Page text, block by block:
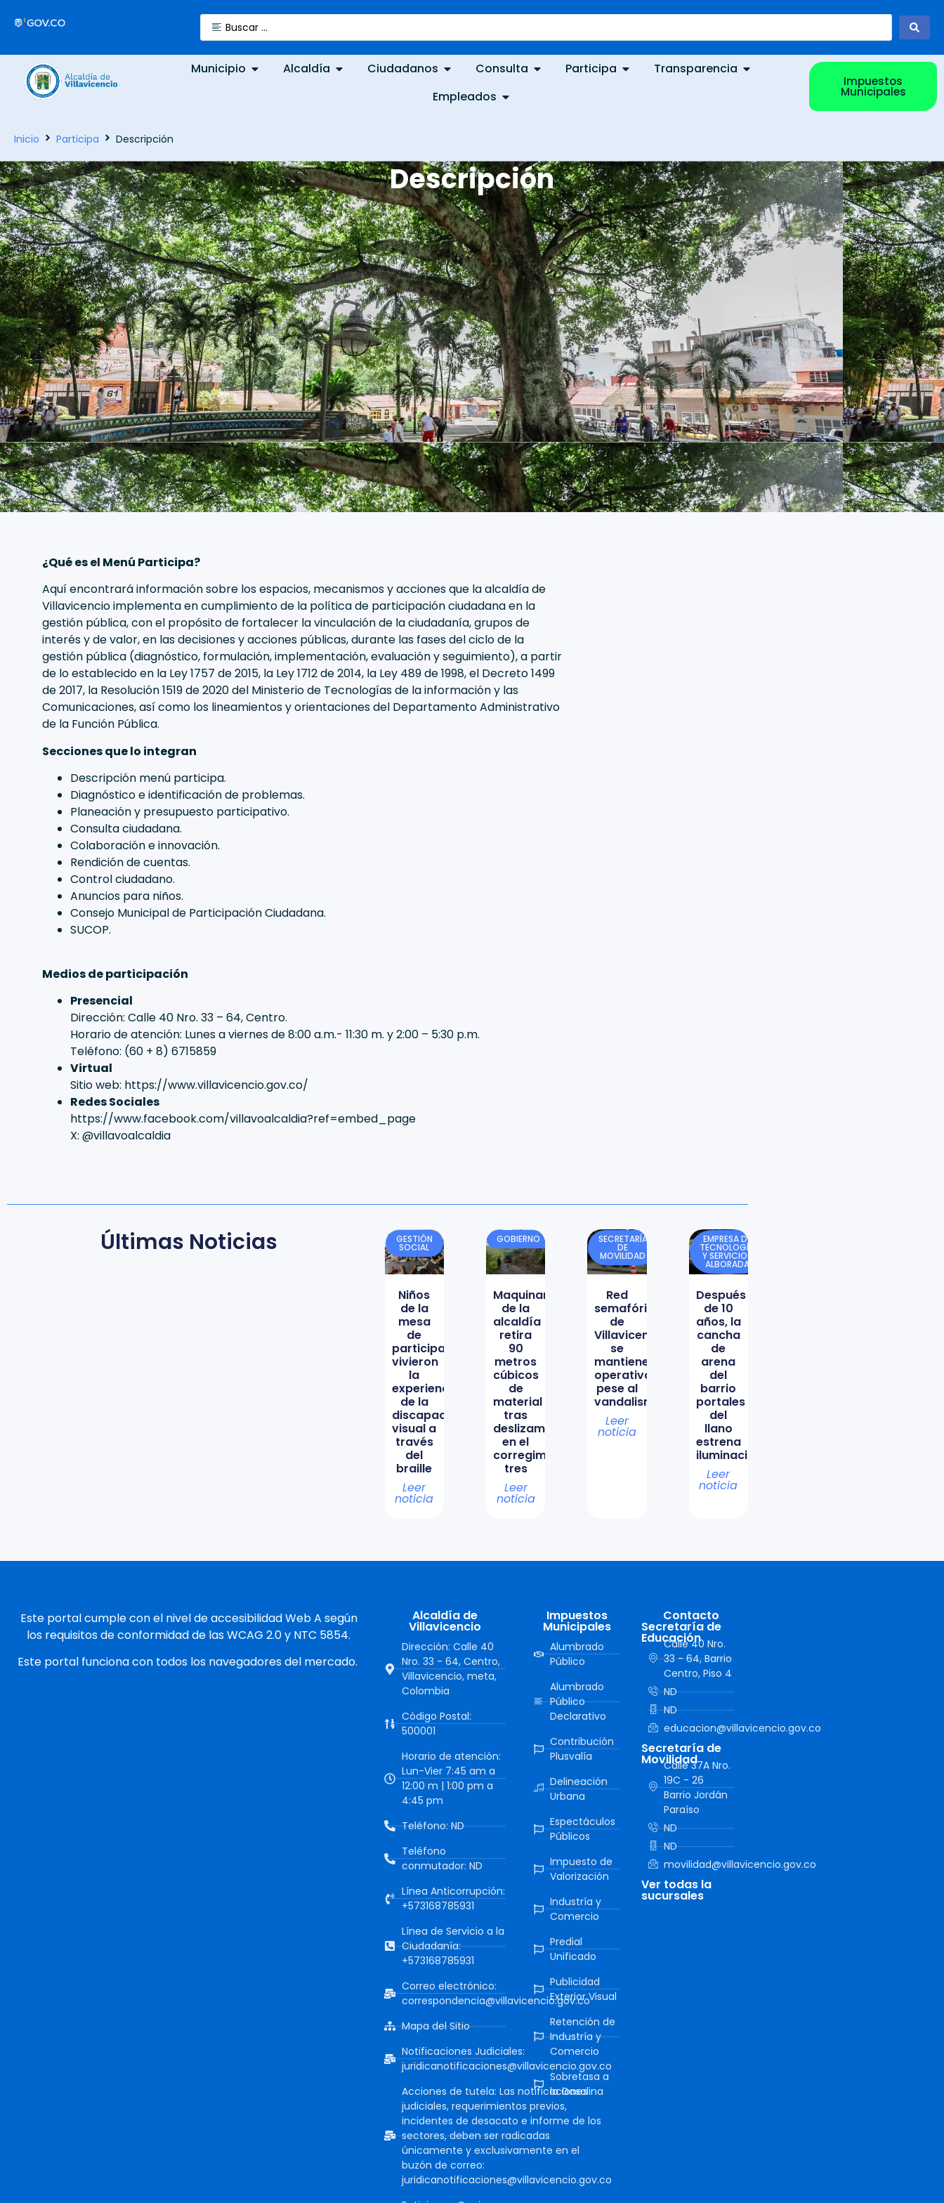
Municipio Alcaldía Ciudadanos Consulta Participa
Transparencia
Empleados
Impuestos
Municipales
Inicio Participa Descripción
Descripción
¿Qué es el Menú Participa?
Aquí encontrará información sobre los espacios, mecanismos y acciones que la alcaldía de
Villavicencio implementa en cumplimiento de la política de participación ciudadana en la
gestión pública, con el propósito de fortalecer la vinculación de la ciudadanía, grupos de
interés y de valor, en las decisiones y acciones públicas, durante las fases del ciclo de la
gestión pública (diagnóstico, formulación, implementación, evaluación y seguimiento), a partir
de lo establecido en la Ley 1757 de 2015, la Ley 1712 de 2014, la Ley 489 de 1998, el Decreto 1499
de 2017, la Resolución 1519 de 2020 del Ministerio de Tecnologías de la información y las
Comunicaciones, así como los lineamientos y orientaciones del Departamento Administrativo
de la Función Pública.
Secciones que lo integran
⁠Descripción menú participa.
⁠Diagnóstico e identificación de problemas.
⁠Planeación y presupuesto participativo.
⁠Consulta ciudadana.
⁠Colaboración e innovación.
⁠Rendición de cuentas.
⁠Control ciudadano.
⁠Anuncios para niños.
⁠Consejo Municipal de Participación Ciudadana.
⁠SUCOP.
Medios de participación
⁠Presencial
Dirección: Calle 40 Nro. 33 – 64, Centro.
Horario de atención: Lunes a viernes de 8:00 a.m.- 11:30 m. y 2:00 – 5:30 p.m.
Teléfono: (60 + 8) 6715859
Virtual
Sitio web: https://www.villavicencio.gov.co/
Redes Sociales
https://www.facebook.com/villavoalcaldia?ref=embed_page
X: @villavoalcaldia
Últimas Noticias GESTIÓN
SOCIAL
Niños
de la
mesa
de
participación
vivieron
la
experiencia
de la
discapacidad
visual a
través
del
braille
Leer
noticia
GOBIERNO
Maquinaria
de la
alcaldía
retira
90
metros
cúbicos
de
material
tras
deslizamiento
en el
corregimiento
tres
Leer
noticia
SECRETARÍA
DE
MOVILIDAD
Red
semafórica
de
Villavicencio
se
mantiene
operativa
pese al
vandalismo
Leer
noticia
EMPRESA DE
TECNOLOGÍA
Y SERVICIOS
ALBORADA
Después
de 10
años, la
cancha
de
arena
del
barrio
portales
del
llano
estrena
iluminación
Leer
noticia
Este portal cumple con el nivel de accesibilidad Web A según
los requisitos de conformidad de las WCAG 2.0 y NTC 5854.
Este portal funciona con todos los navegadores del mercado.
Alcaldía de
Villavicencio
Dirección: Calle 40
Nro. 33 - 64, Centro,
Villavicencio, meta,
Colombia
Código Postal:
500001
Horario de atención:
Lun-Vier 7:45 am a
12:00 m | 1:00 pm a
4:45 pm
Teléfono: ND
Teléfono
conmutador: ND
Línea Anticorrupción:
+573168785931
Línea de Servicio a la
Ciudadanía:
+573168785931
Correo electrónico:
correspondencia@villavicencio.gov.co
Mapa del Sitio
Notificaciones Judiciales:
juridicanotificaciones@villavicencio.gov.co
Acciones de tutela: Las notificaciones
judiciales, requerimientos previos,
incidentes de desacato e informe de los
sectores, deben ser radicadas
únicamente y exclusivamente en el
buzón de correo:
juridicanotificaciones@villavicencio.gov.co
Impuestos
Municipales
Alumbrado
Público
Alumbrado
Público
Declarativo
Contribución
Plusvalía
Delineación
Urbana
Espectáculos
Públicos
Impuesto de
Valorización
Industría y
Comercio
Predial
Unificado
Publicidad
Exterior Visual
Retención de
Industría y
Comercio
Sobretasa a
la Gasolina
Contacto
Secretaría de
Educación
Calle 40 Nro.
33 - 64, Barrio
Centro, Piso 4
ND
ND
educacion@villavicencio.gov.co
Secretaría de
Movilidad
Calle 37A Nro.
19C - 26
Barrio Jordán
Paraíso
ND
ND
movilidad@villavicencio.gov.co
Ver todas la
sucursales